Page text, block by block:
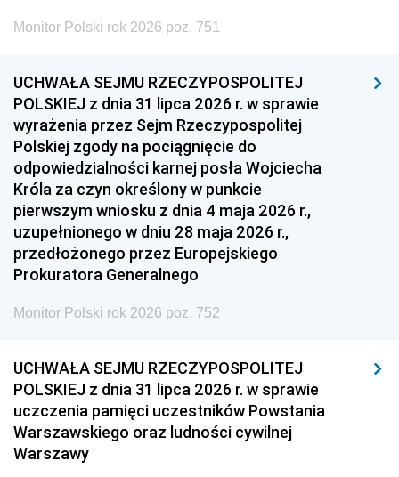
Monitor Polski rok 2026 poz. 751
UCHWAŁA SEJMU RZECZYPOSPOLITEJ
POLSKIEJ z dnia 31 lipca 2026 r. w sprawie
wyrażenia przez Sejm Rzeczypospolitej
Polskiej zgody na pociągnięcie do
odpowiedzialności karnej posła Wojciecha
Króla za czyn określony w punkcie
pierwszym wniosku z dnia 4 maja 2026 r.,
uzupełnionego w dniu 28 maja 2026 r.,
przedłożonego przez Europejskiego
Prokuratora Generalnego
Monitor Polski rok 2026 poz. 752
UCHWAŁA SEJMU RZECZYPOSPOLITEJ
POLSKIEJ z dnia 31 lipca 2026 r. w sprawie
uczczenia pamięci uczestników Powstania
Warszawskiego oraz ludności cywilnej
Warszawy